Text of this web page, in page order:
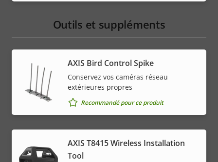
Outils et suppléments
AXIS Bird Control Spike
Conservez vos caméras réseau
extérieures propres
Recommandé pour ce produit
AXIS T8415 Wireless Installation
Tool